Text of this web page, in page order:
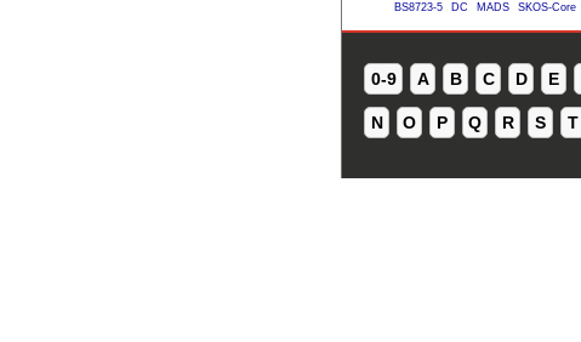
BS8723-5 DC MADS SKOS-Core
0-9 A B C D E
N O P Q R S T